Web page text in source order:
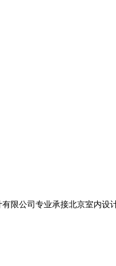
限公司专业承接北京室内设